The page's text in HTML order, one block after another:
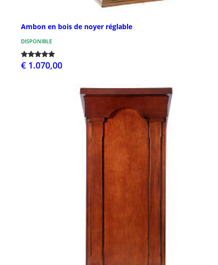
Ambon en bois de noyer réglable
DISPONIBLE
€ 1.070,00